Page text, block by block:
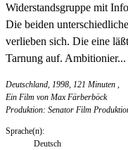
Widerstandsgruppe mit
Die beiden
verlieben sich. Die eine
Tarnung auf. Ambitionier...
Deutschland, 1998, 121 Minuten
Ein Film von Max Färberböck
Produktion: Senator Film
Sprache(n):
Deutsch